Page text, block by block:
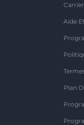
Aide
Plan